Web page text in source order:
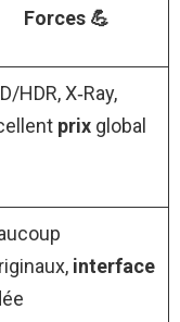
Forces 💪
HDR, X‑Ray,
prix global
interface